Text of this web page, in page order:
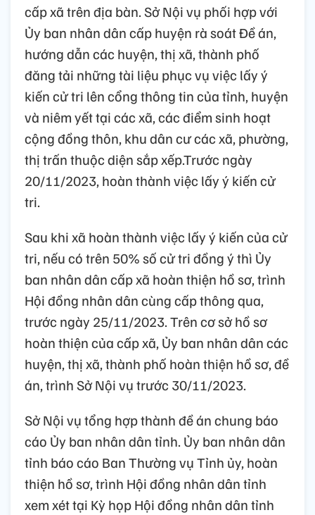
cấp xã trên địa bàn. Sở Nội vụ phối hợp với
Ủy ban nhân dân cấp huyện rà soát Đề án,
hướng dẫn các huyện, thị xã, thành phố
đăng tải những tài liệu phục vụ việc lấy ý
kiến cử tri lên cổng thông tin của tỉnh, huyện
và niêm yết tại các xã, các điểm sinh hoạt
cộng đồng thôn, khu dân cư các xã, phường,
thị trấn thuộc diện sắp xếp.Trước ngày
20/11/2023, hoàn thành việc lấy ý kiến cử
tri.
Sau khi xã hoàn thành việc lấy ý kiến của cử
tri, nếu có trên 50% số cử tri đồng ý thì Ủy
ban nhân dân cấp xã hoàn thiện hồ sơ, trình
Hội đồng nhân dân cùng cấp thông qua,
trước ngày 25/11/2023. Trên cơ sở hồ sơ
hoàn thiện của cấp xã, Ủy ban nhân dân các
huyện, thị xã, thành phố hoàn thiện hồ sơ, đề
án, trình Sở Nội vụ trước 30/11/2023.
Sở Nội vụ tổng hợp thành đề án chung báo
cáo Ủy ban nhân dân tỉnh. Ủy ban nhân dân
tỉnh báo cáo Ban Thường vụ Tỉnh ủy, hoàn
thiện hồ sơ, trình Hội đồng nhân dân tỉnh
xem xét tại Kỳ họp Hội đồng nhân dân tỉnh